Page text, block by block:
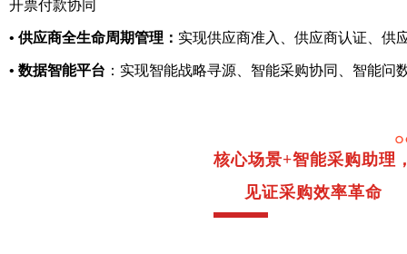
开票付款协同
• 供应商全生命周期管理： 实现供应商准入、供应商认证、供
• 数据智能平台 ：实现智能战略寻源、智能采购协同、智能问
核心场景+智能采购助理
见证采购效率革命